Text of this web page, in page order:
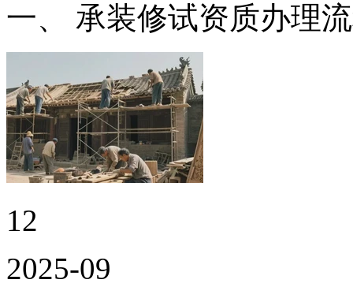
一、 承装修试资质办理
12
2025-09